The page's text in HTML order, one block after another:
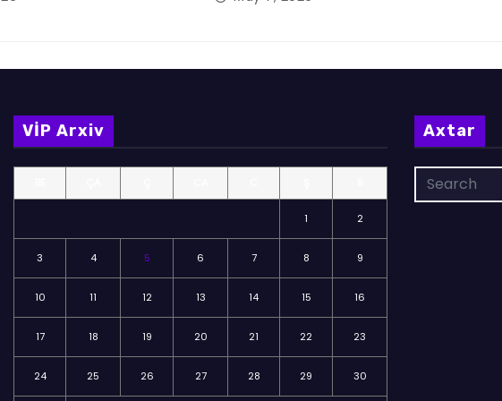
VİP Arxiv
1 2
3 4 5 6 7 8 9
10 11 12 13 14 15 16
17 18 19 20 21 22 23
24 25 26 27 28 29 30
Axtar